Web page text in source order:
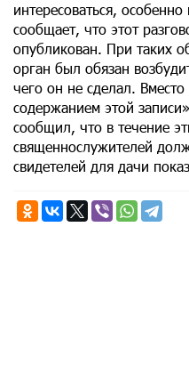
интересоваться,
сообщает, что этот
опубликован. При таких
орган был обязан
чего он не сделал.
содержанием этой
сообщил, что в течение
священнослужителей
свидетелей для дачи